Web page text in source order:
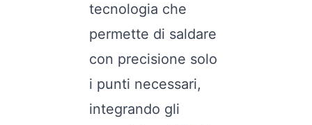
tecnologia che
permette di saldare
con precisione solo
i punti necessari,
integrando gli